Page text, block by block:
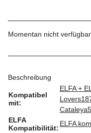
Momentan nicht verfügbar
Beschreibung
Kompatibel
mit:
ELFA +
Lovers
Cataleya
ELFA
Kompatibilität:
ELFA